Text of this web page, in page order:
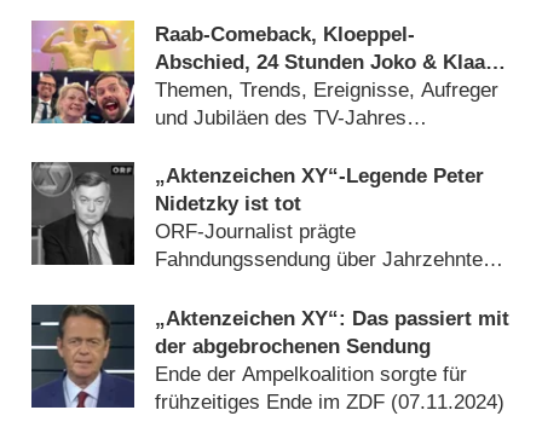
Raab-Comeback, Kloeppel-
Abschied, 24 Stunden Joko & Klaas
und viel Sport: Das deutsche
Fernsehjahr 2024 im Rückblick
Themen, Trends, Ereignisse, Aufreger
und Jubiläen des TV-Jahres
„Aktenzeichen XY“-Legende Peter
Nidetzky ist tot
ORF-Journalist prägte
Fahndungssendung über Jahrzehnte
„Aktenzeichen XY“: Das passiert mit
der abgebrochenen Sendung
Ende der Ampelkoalition sorgte für
frühzeitiges Ende im ZDF (07.11.2024)